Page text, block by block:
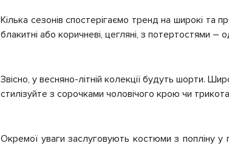
Кілька сезонів спостерігаємо тренд на широкі та
блакитні або коричневі, цегляні, з потертостями
Звісно, у весняно-літній колекції будуть шорти.
стилізуйте з сорочками чоловічого крою чи
Окремої уваги заслуговують костюми з попліну у